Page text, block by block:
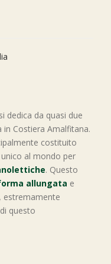
dedica da quasi due
Costiera Amalfitana.
costituito
unico al mondo per
. Questo
allungata e
, estremamente
questo